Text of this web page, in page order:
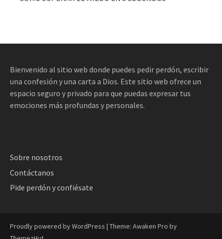
Bienvenido al sitio web donde puedes pedir perdón, escribir
una confesión y una carta a Dios. Este sitio web ofrece un
espacio seguro y privado para que puedas expresar tus
emociones más profundas y personales.
Sobre nosotros
Contáctanos
Pide perdón y confiésate
Proudly powered by WordPress | Theme: Awaken Pro by